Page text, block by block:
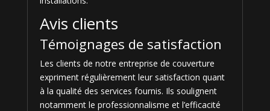
Avis clients
Témoignages de satisfaction
Les clients de notre entreprise de couverture
expriment régulièrement leur satisfaction quant
à la qualité des services fournis. Ils soulignent
notamment le professionnalisme et l’efficacité